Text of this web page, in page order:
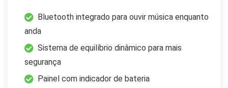
Bluetooth integrado para ouvir música enquanto
anda
Sistema de equilíbrio dinâmico para mais
segurança
Painel com indicador de bateria